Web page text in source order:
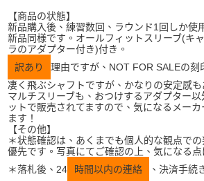
【商品の状態】
新品購入後、練習数回、ラウンド1回しか使
新品同様です。オールフィットスリーブ(キ
ラのアダプター付き)付き。
訳あり
理由ですが、NOT FOR SALEの刻
凄く飛ぶシャフトですが、かなりの安定感も
マルチスリーブも、おつけするアダプター
ットで販売されてますので、気になるメー
ます！
【その他】
＊状態確認は、あくまでも個人的な観点で
優先です。写真にてご確認の上、気になる点
＊落札後、24
時間以内の連絡
、決済手続